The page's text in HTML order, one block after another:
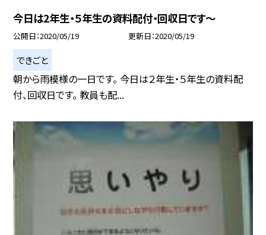
今日は2年生・５年生の資料配付・回収日です〜
公開日 2020/05/19 更新日 2020/05/19
できごと
朝から雨模様の一日です。 今日は２年生・５年生の資料配
付、回収日です。 教員も配...